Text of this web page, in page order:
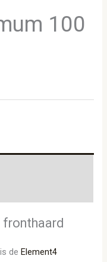
100
fronthaard
is deElement4